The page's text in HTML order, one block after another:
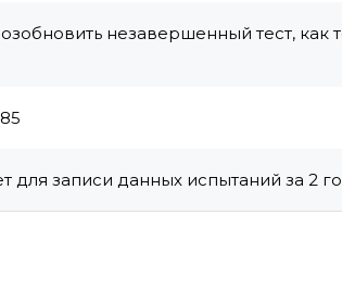
незавершенный тест, как
для записи данных испытаний за 2